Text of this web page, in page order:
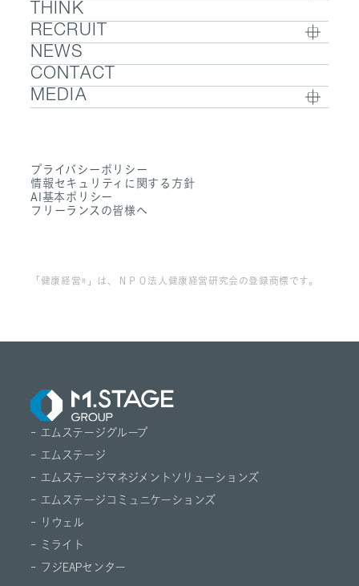
- ウェルビーイング
- 医療人材
- 医業承継M&A
COMPANY TOP / グループ代表挨拶・会社概
要
- グループ企業一覧・事業拠点
- 数字で見るエムステージグループ
THINK
RECRUIT
RECRUIT TOP
- 採用メッセージ
- 社内制度
- 働く環境
- FAQ
NEWS
CONTACT
MEDIA
- Dr. アルなび
プライバシーポリシー
情報セキュリティに関する方針
AI基本ポリシー
フリーランスの皆様へ
「健康経営®」は、ＮＰＯ法人健康経営研究会の登録商標です。
- エムステージグループ
- エムステージ
- エムステージマネジメントソリューションズ
- エムステージコミュニケーションズ
- リウェル
- ミライト
- フジEAPセンター